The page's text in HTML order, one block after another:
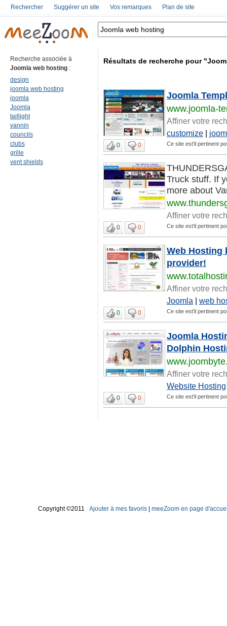
Rechercher Suggérer un site Vos remarques Plan de site
Recherche associée à
Joomla web hosting :
design
joomla web hosting
joomla
Joomla
taillight
vannin
councils
clubs
grille
vent shields
Résultats de recherche pour
Joomla
www.joomla-
Affiner votre
customize |
0 0 Ce site est'il pertinent
Truck stuff. If
more about
Affiner votre
0 0 Ce site est'il pertinent
Web Hosting
provider!
Affiner votre
Joomla | web
0 0 Ce site est'il pertinent
Joomla
Dolphin
Affiner votre
Website Hosting
0 0 Ce site est'il pertinent
Copyright ©2011 Ajouter à mes favoris meeZoom en page